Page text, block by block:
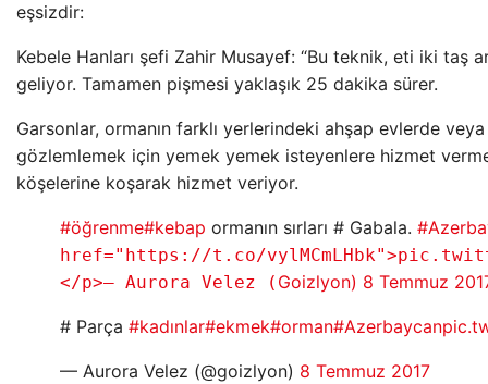
eşsizdir:
Kebele Hanları şefi Zahir Musayef: “Bu teknik, eti iki taş
geliyor. Tamamen pişmesi yaklaşık 25 dakika sürer.
Garsonlar, ormanın farklı yerlerindeki ahşap evlerde veya
gözlemlemek için yemek yemek isteyenlere hizmet
köşelerine koşarak hizmet veriyor.
#öğrenme#kebap ormanın sırları # Gabala.
href="https://t.co/
</p>— Aurora Velez ( Goizlyon) 8 Temmuz
# Parça #kadınlar#ekmek#orman#Azerbaycan
— Aurora Velez (@goizlyon) 8 Temmuz 2017